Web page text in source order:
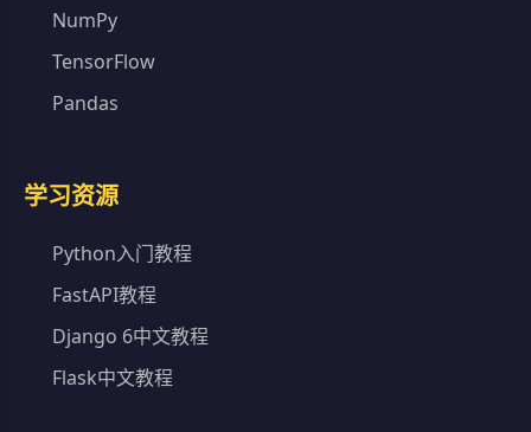
NumPy
TensorFlow
Pandas
学习资源
Python入门教程
FastAPI教程
Django 6中文教程
Flask中文教程